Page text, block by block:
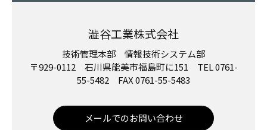
澁谷工業株式会社
技術管理本部 情報技術システム部
〒929-0112 石川県能美市福島町に151 TEL 0761-
55-5482 FAX 0761-55-5483
メールでのお問い合わせ